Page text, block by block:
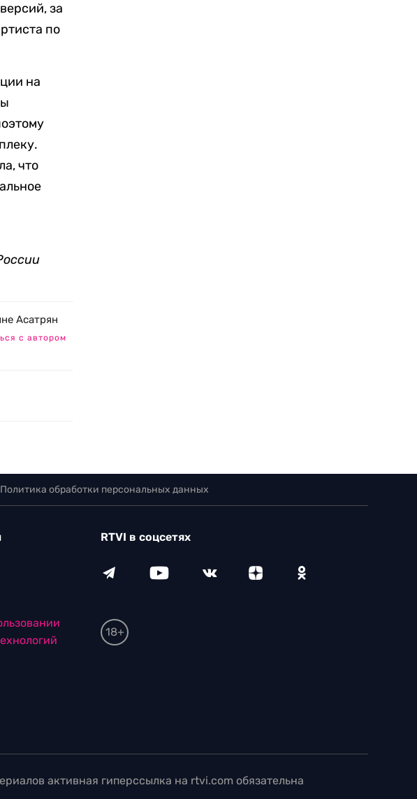
за
по
на
что
Асатрян
с автором
Политика обработки персональных данных
RTVI в соцсетях
18+
активная гиперссылка на rtvi.com обязательна